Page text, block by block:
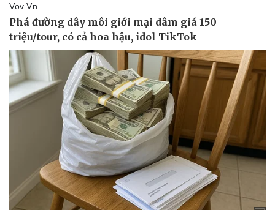
Du lịch
Tư vấn
Podcast
Câu chuyện thời sự